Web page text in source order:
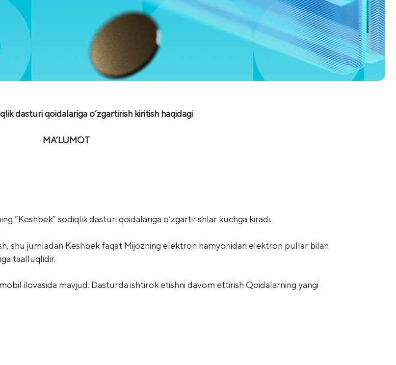
dasturi qoidalariga o‘zgartirish kiritish haqidagi
MA’LUMOT
“Keshbek” sodiqlik dasturi qoidalariga o‘zgartirishlar kuchga kiradi.
shu jumladan Keshbek faqat Mijozning elektron hamyonidan elektron pullar bilan
taalluqlidir.
ilovasida mavjud. Dasturda ishtirok etishni davom ettirish Qoidalarning yangi